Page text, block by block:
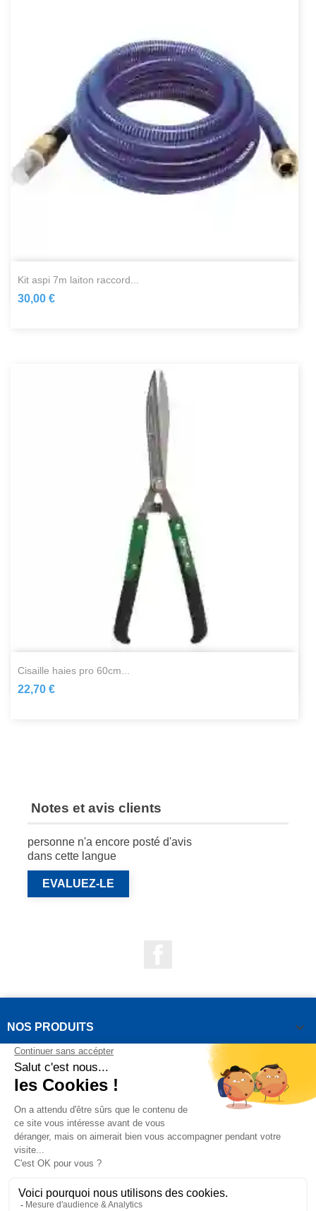
kit aspi 7m laiton raccord...
30,00 €
cisaille haies pro 60cm...
22,70 €
Notes et avis clients
personne n'a encore posté d'avis
dans cette langue
EVALUEZ-LE
NOS PRODUITS 
NOTRE SOCIÉTÉ
VOTRE COMPTE
INFORMATIONS DE LA BOUTIQUE
QUESTIONS FRÉQUEMMENT POSÉES